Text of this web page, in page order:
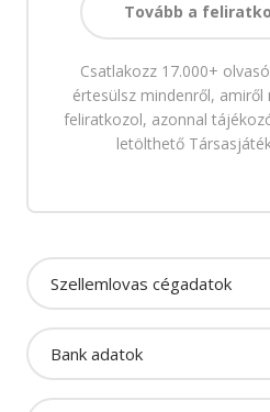
Tovább a
Csatlakozz 17.000+
értesülsz mindenről,
feliratkozol, azonnal
letölthető
Szellemlovas cégadatok
Bank adatok